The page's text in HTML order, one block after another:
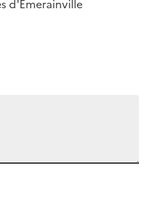
d'Emerainville